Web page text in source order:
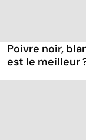
Poivre noir,
est le meilleur